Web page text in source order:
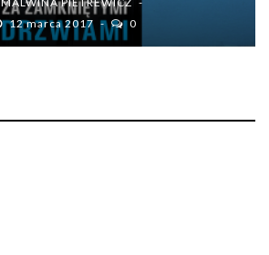
12 marca 2017
0